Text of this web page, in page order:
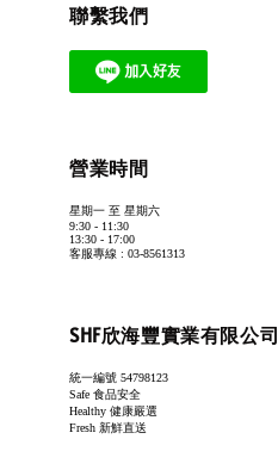
聯繫我們
營業時間
星期一 至 星期六
9:30 - 11:30
13:30 - 17:00
客服專線 : 03-8561313
SHF欣海豐實業有限公司
統一編號 54798123
Safe 食品安全
Healthy 健康嚴選
Fresh 新鮮直送